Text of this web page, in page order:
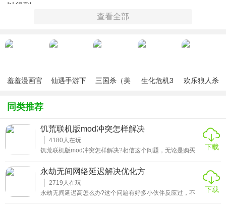
以得到。
心的话，还有可能有封号的危险!
种限制是专门针对与那些专门为刷心而存在的工作室的，为
查看全部
羞羞漫画官
仙遇手游下
三国杀（美
生化危机3
欢乐狼人杀
同类推荐
饥荒联机版mod冲突怎样解决
4180人在玩
饥荒联机版mod冲突怎样解决?相信这个问题，无论是购买
mod警告强制退出、闪退、进不去等问题的时候，正确的处
理方式是什么呢?别着急!针对这个问题，饥荒联机版mod无
法使用崩溃警告解决办法为大家整理了相关的内容，详细的
告诉大家我们该怎么排除故障，正确使用mod!
下载
永劫无间网络延迟解决优化方
2719 人在玩
永劫无间延迟高怎么办?这个问题有好多小伙伴反应过，不
下载